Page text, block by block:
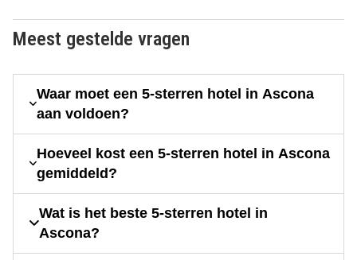
Meest gestelde vragen
Waar moet een 5-sterren hotel in Ascona
aan voldoen?
Hoeveel kost een 5-sterren hotel in Ascona
gemiddeld?
Wat is het beste 5-sterren hotel in
Ascona?